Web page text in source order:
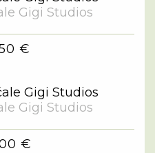
Gigi Studios
€
Gigi Studios
€